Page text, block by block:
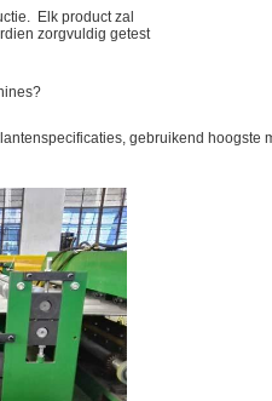
Elk product zal
zorgvuldig getest
gebruikend hoogste